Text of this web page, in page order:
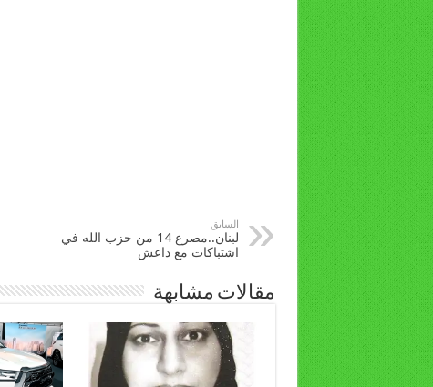
السابق
لبنان..مصرع 14 من حزب الله في
اشتباكات مع داعش
مقالات مشابهة